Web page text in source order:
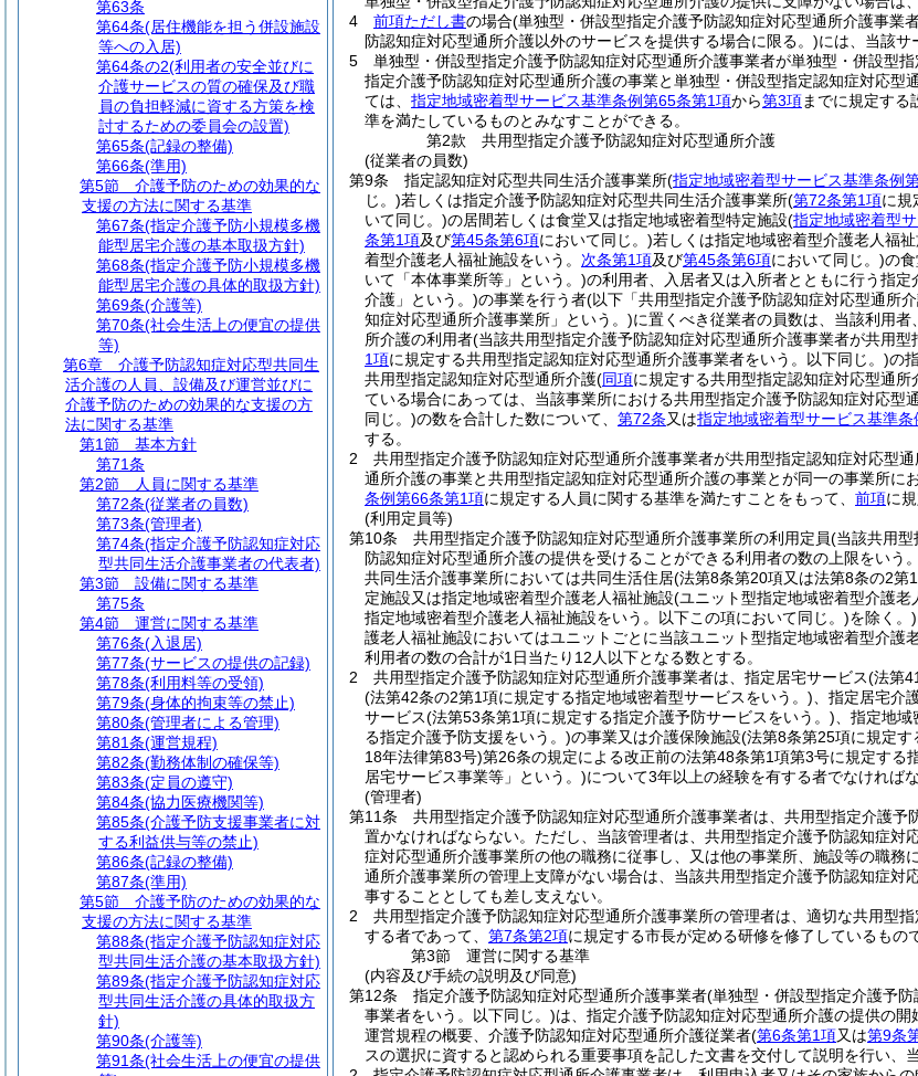
4
前項ただし書の場合(単独型・併設型指定介護予防認知症対応型通所介護事業
防認知症対応型通所介護以外のサービスを提供する場合に限る。)には、当該サ
5
単独型・併設型指定介護予防認知症対応型通所介護事業者が単独型・併設型
指定介護予防認知症対応型通所介護の事業と単独型・併設型指定認知症対応
ては、 指定地域密着型サービス基準条例第65条第1項から第3項までに規定する
準を満たしているものとみなすことができる。
第2款
共用型指定介護予防認知症対応型通所介護
(従業者の員数)
第9条
指定認知症対応型共同生活介護事業所(指定地域密着型サービス基準条例
じ。)若しくは指定介護予防認知症対応型共同生活介護事業所(第72条第1項に規
いて同じ。)の居間若しくは食堂又は指定地域密着型特定施設(指定地域密着型
条第1項及び第45条第6項において同じ。)若しくは指定地域密着型介護老人福
着型介護老人福祉施設をいう。 次条第1項及び第45条第6項において同じ。)の
いて「本体事業所等」という。)の利用者、入居者又は入所者とともに行う指
介護」という。)の事業を行う者(以下「共用型指定介護予防認知症対応型通所
知症対応型通所介護事業所」という。)に置くべき従業者の員数は、当該利用
所介護の利用者(当該共用型指定介護予防認知症対応型通所介護事業者が共用
1項に規定する共用型指定認知症対応型通所介護事業者をいう。以下同じ。)の
共用型指定認知症対応型通所介護(同項に規定する共用型指定認知症対応型通
ている場合にあっては、当該事業所における共用型指定介護予防認知症対応型
同じ。)の数を合計した数について、 第72条又は指定地域密着型サービス基準条
する。
2
共用型指定介護予防認知症対応型通所介護事業者が共用型指定認知症対応型
通所介護の事業と共用型指定認知症対応型通所介護の事業とが同一の事業所に
条例第66条第1項に規定する人員に関する基準を満たすことをもって、 前項に
(利用定員等)
第10条
共用型指定介護予防認知症対応型通所介護事業所の利用定員(当該共用型
防認知症対応型通所介護の提供を受けることができる利用者の数の上限をいう
共同生活介護事業所においては共同生活住居(法第8条第20項又は法第8条の2第
定施設又は指定地域密着型介護老人福祉施設(ユニット型指定地域密着型介護老
指定地域密着型介護老人福祉施設をいう。以下この項において同じ。)を除く。)
護老人福祉施設においてはユニットごとに当該ユニット型指定地域密着型介
利用者の数の合計が1日当たり12人以下となる数とする。
2
共用型指定介護予防認知症対応型通所介護事業者は、指定居宅サービス(法第
(法第42条の2第1項に規定する指定地域密着型サービスをいう。) 、指定居宅介
サービス(法第53条第1項に規定する指定介護予防サービスをいう。) 、指定地
る指定介護予防支援をいう。)の事業又は介護保険施設(法第8条第25項に規定
18年法律第83号)第26条の規定による改正前の法第48条第1項第3号に規定する
居宅サービス事業等」という。)について3年以上の経験を有する者でなければな
(管理者)
第11条
共用型指定介護予防認知症対応型通所介護事業者は、共用型指定介護
置かなければならない。 ただし、当該管理者は、共用型指定介護予防認知症対
症対応型通所介護事業所の他の職務に従事し、又は他の事業所、施設等の職務
通所介護事業所の管理上支障がない場合は、当該共用型指定介護予防認知症
事することとしても差し支えない。
2
共用型指定介護予防認知症対応型通所介護事業所の管理者は、適切な共用型
する者であって、 第7条第2項に規定する市長が定める研修を修了しているもの
第3節
運営に関する基準
(内容及び手続の説明及び同意)
第12条
指定介護予防認知症対応型通所介護事業者(単独型・併設型指定介護予
事業者をいう。以下同じ。)は、指定介護予防認知症対応型通所介護の提供の
運営規程の概要、介護予防認知症対応型通所介護従業者(第6条第1項又は第9条
スの選択に資すると認められる重要事項を記した文書を交付して説明を行い、
第63条
第64条(居住機能を担う併設施設
等への入居)
第64条の2(利用者の安全並びに
介護サービスの質の確保及び職
員の負担軽減に資する方策を検
討するための委員会の設置)
第65条(記録の整備)
第66条(準用)
第5節
介護予防のための効果的な
支援の方法に関する基準
第67条(指定介護予防小規模多機
能型居宅介護の基本取扱方針)
第68条(指定介護予防小規模多機
能型居宅介護の具体的取扱方針)
第69条(介護等)
第70条(社会生活上の便宜の提供
等)
第6章
介護予防認知症対応型共同生
活介護の人員、設備及び運営並びに
介護予防のための効果的な支援の方
法に関する基準
第1節
基本方針
第71条
第2節
人員に関する基準
第72条(従業者の員数)
第73条(管理者)
第74条(指定介護予防認知症対応
型共同生活介護事業者の代表者)
第3節
設備に関する基準
第75条
第4節
運営に関する基準
第76条(入退居)
第77条(サービスの提供の記録)
第78条(利用料等の受領)
第79条(身体的拘束等の禁止)
第80条(管理者による管理)
第81条(運営規程)
第82条(勤務体制の確保等)
第83条(定員の遵守)
第84条(協力医療機関等)
第85条(介護予防支援事業者に対
する利益供与等の禁止)
第86条(記録の整備)
第87条(準用)
第5節
介護予防のための効果的な
支援の方法に関する基準
第88条(指定介護予防認知症対応
型共同生活介護の基本取扱方針)
第89条(指定介護予防認知症対応
型共同生活介護の具体的取扱方
針)
第90条(介護等)
第91条(社会生活上の便宜の提供